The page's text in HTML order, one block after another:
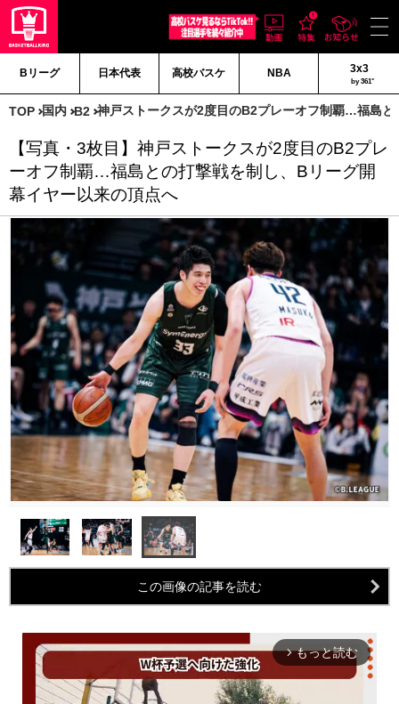
Bリーグ 日本代表 高校バスケ NBA 3x3
by 361°
TOP 国内 B2 神戸ストークスが2度目のB2プレーオフ制覇…福島
【写真・3枚目】神戸ストークスが2度目のB2プレ
ーオフ制覇…福島との打撃戦を制し、Bリーグ開
幕イヤー以来の頂点へ
この画像の記事を読む
arrow_forward_ios もっと読む